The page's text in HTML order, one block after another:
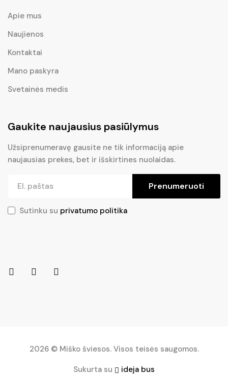
Apie mus
Naujienos
Kontaktai
Mano paskyra
Svetainės medis
Gaukite naujausius pasiūlymus
Užsiprenumeravę gausite ne tik informaciją apie
naujausias prekes, bet ir išskirtines nuolaidas.
Prenumeruoti
Sutinku su privatumo politika
2026 © Miško šviesos. Visos teisės saugomos.
Sukurta su
ideja bus